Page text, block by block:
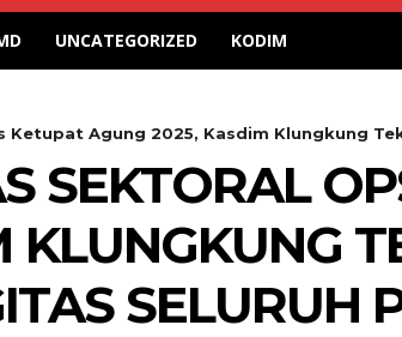
UNCATEGORIZED KODIM
Ketupat Agung 2025, Kasdim Klungkung
SEKTORAL
KLUNGKUNG
SELURUH